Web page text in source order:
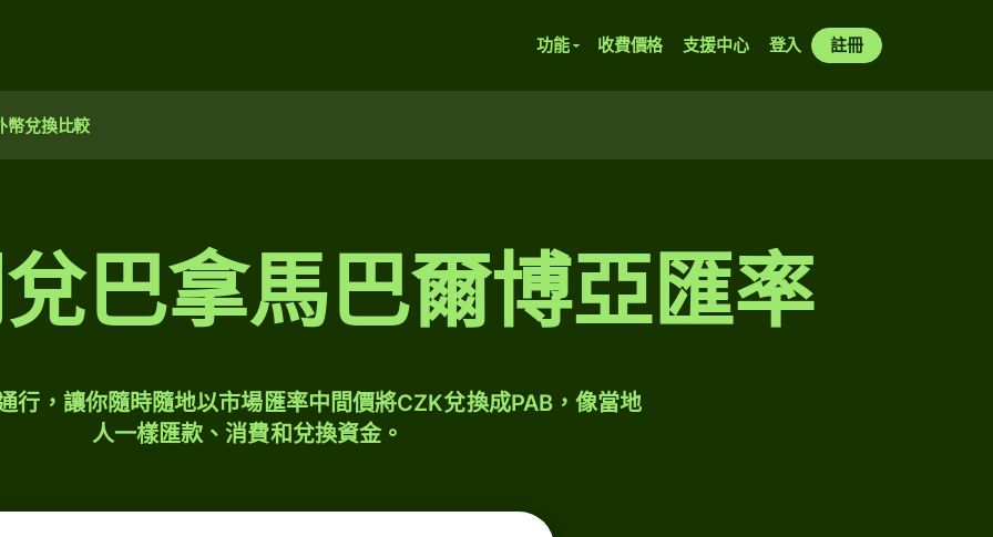
功能 收費價格 支援中心 登入 註冊
幣兌換比較
巴拿馬巴爾博亞匯率
行，讓你隨時隨地以市場匯率中間價將CZK兌換成PAB，像當地
人一樣匯款、消費和兌換資金。